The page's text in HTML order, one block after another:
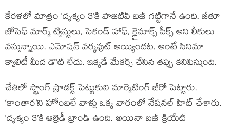
కేరళలో మాత్రం ‘దృశ్యం 3’కి పాజిటివ్ బజ్ గట్టిగానే ఉంది. జీతూ
జోసెఫ్ మార్క్ ట్విస్టులు, సెకండ్ హాఫ్, క్లైమాక్స్ పీక్స్ అని లీకులు
వస్తున్నాయి. ఎమోషన్ వర్కవుట్ అయ్యిందట. అంటే సినిమా
క్వాలిటీ మీద డౌట్ లేదు. ఇక్కడే మేకర్స్ చేసిన తప్పు కనిపిస్తుంది.
చేతిలో స్ట్రాంగ్ ప్రొడక్ట్ పెట్టుకుని మార్కెటింగ్ జీరో పెట్టారు.
‘కాంతార’ని హోంబలే వాళ్లు ఒక్క వారంలో నేషనల్ హిట్ చేశారు.
‘దృశ్యం 3’కి ఆల్రెడీ బ్రాండ్ ఉంది. అయినా బజ్ క్రియేట్